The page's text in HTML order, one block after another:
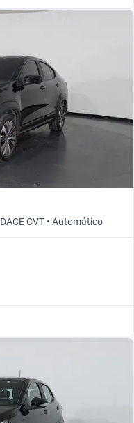
CVT • Automático